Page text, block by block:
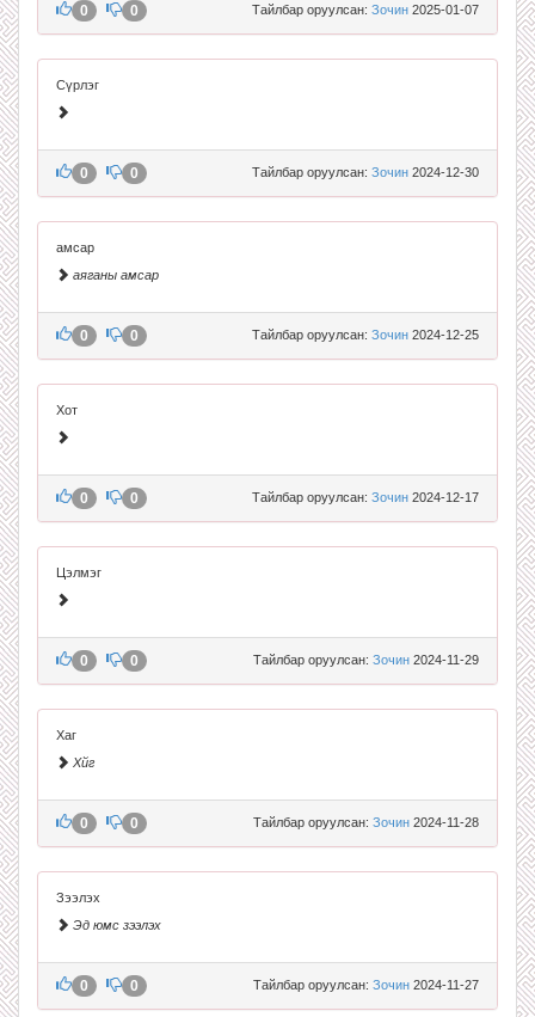
Тайлбар оруулсан: Зочин 2025-01-07
0 0
Сүрлэг
Тайлбар оруулсан: Зочин 2024-12-30
0 0
амсар
аяганы амсар
Тайлбар оруулсан: Зочин 2024-12-25
0 0
Хот
Тайлбар оруулсан: Зочин 2024-12-17
0 0
Цэлмэг
Тайлбар оруулсан: Зочин 2024-11-29
0 0
Хаг
Хйг
Тайлбар оруулсан: Зочин 2024-11-28
0 0
Зээлэх
Эд юмс зээлэх
Тайлбар оруулсан: Зочин 2024-11-27
0 0